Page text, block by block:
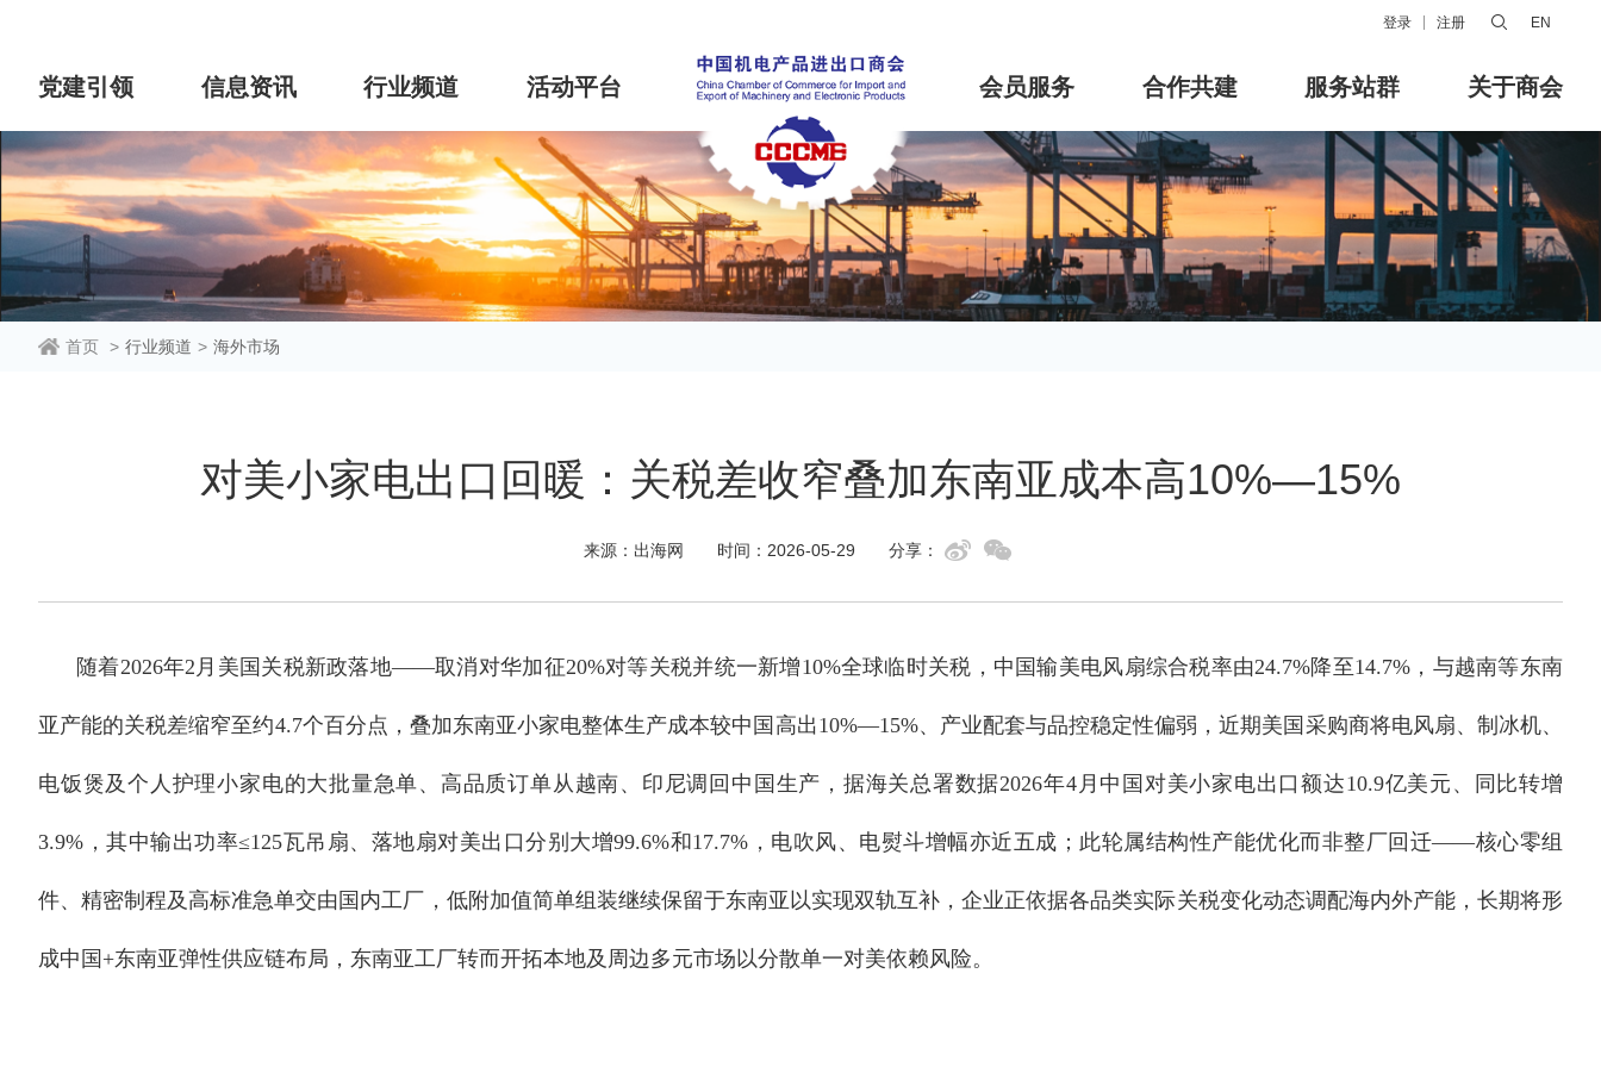
登录 注册 EN
党建引领 信息资讯 行业频道 活动平台 会员服务 合作共建 服务站群 关于商会
首页 > 行业频道 > 海外市场
对美小家电出口回暖：关税差收窄叠加东南亚成本高10%—15%
来源：出海网 时间：2026-05-29 分享：
随着2026年2月美国关税新政落地——取消对华加征20%对等关税并统一新增10%全球临时关税，中国输美电风扇综合税率由24.7%降至14.7%，与越南等东南
亚产能的关税差缩窄至约4.7个百分点，叠加东南亚小家电整体生产成本较中国高出10%—15%、产业配套与品控稳定性偏弱，近期美国采购商将电风扇、制冰机、
电饭煲及个人护理小家电的大批量急单、高品质订单从越南、印尼调回中国生产，据海关总署数据2026年4月中国对美小家电出口额达10.9亿美元、同比转增
3.9%，其中输出功率≤125瓦吊扇、落地扇对美出口分别大增99.6%和17.7%，电吹风、电熨斗增幅亦近五成；此轮属结构性产能优化而非整厂回迁——核心零组
件、精密制程及高标准急单交由国内工厂，低附加值简单组装继续保留于东南亚以实现双轨互补，企业正依据各品类实际关税变化动态调配海内外产能，长期将形
成中国+东南亚弹性供应链布局，东南亚工厂转而开拓本地及周边多元市场以分散单一对美依赖风险。